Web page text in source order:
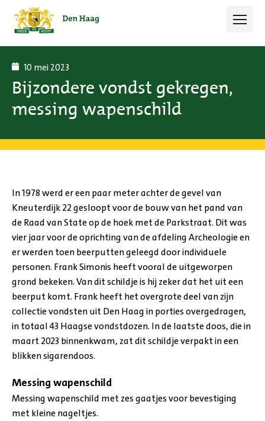
Open
Bijzondere vondst gekregen,
messing wapenschild
10 mei 2023
In 1978 werd er een paar meter achter de gevel van
Kneuterdijk 22 gesloopt voor de bouw van het pand van
de Raad van State op de hoek met de Parkstraat. Dit was
vier jaar voor de oprichting van de afdeling Archeologie en
er werden toen beerputten geleegd door individuele
personen. Frank Simonis heeft vooral de uitgeworpen
grond bekeken. Van dit schildje is hij zeker dat het uit een
beerput komt. Frank heeft het overgrote deel van zijn
collectie vondsten uit Den Haag in porties overgedragen,
in totaal 43 Haagse vondstdozen. In de laatste doos, die in
maart 2023 binnenkwam, zat dit schildje verpakt in een
blikken sigarendoos.
Messing wapenschild
Messing wapenschild met zes gaatjes voor bevestiging
met kleine nageltjes.